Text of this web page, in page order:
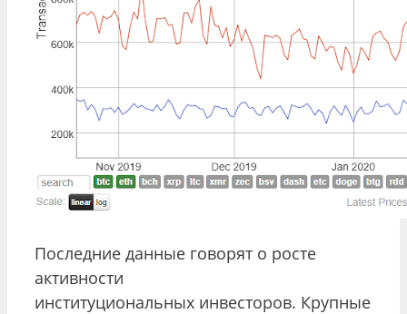
Последние данные говорят о росте
активности
институциональных инвесторов. Крупные